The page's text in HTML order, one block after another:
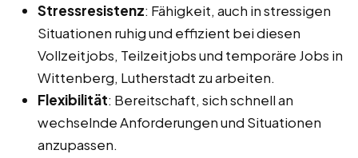
Stressresistenz: Fähigkeit, auch in stressigen
Situationen ruhig und effizient bei diesen
Vollzeitjobs, Teilzeitjobs und temporäre Jobs in
Wittenberg, Lutherstadt zu arbeiten.
Flexibilität: Bereitschaft, sich schnell an
wechselnde Anforderungen und Situationen
anzupassen.